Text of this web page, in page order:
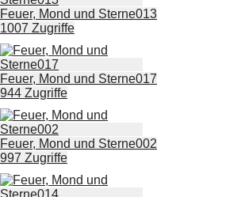
Feuer, Mond und Sterne013
1007 Zugriffe
Feuer, Mond und Sterne017
944 Zugriffe
Feuer, Mond und Sterne002
997 Zugriffe